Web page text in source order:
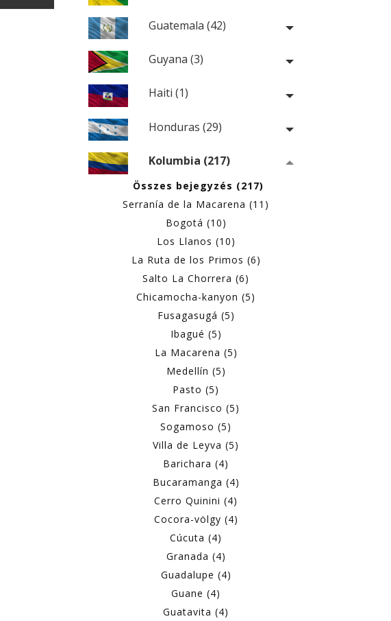
Guatemala (42)
Guyana (3)
Haiti (1)
Honduras (29)
Kolumbia (217)
Összes bejegyzés (217)
Serranía de la Macarena (11)
Bogotá (10)
Los Llanos (10)
La Ruta de los Primos (6)
Salto La Chorrera (6)
Chicamocha-kanyon (5)
Fusagasugá (5)
Ibagué (5)
La Macarena (5)
Medellín (5)
Pasto (5)
San Francisco (5)
Sogamoso (5)
Villa de Leyva (5)
Barichara (4)
Bucaramanga (4)
Cerro Quinini (4)
Cocora-völgy (4)
Cúcuta (4)
Granada (4)
Guadalupe (4)
Guane (4)
Guatavita (4)